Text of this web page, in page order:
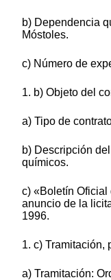
b) Dependencia
Móstoles.
c) Número de
1. b) Objeto del
a) Tipo de
b) Descripción
químicos.
c) «Boletín Oficial
anuncio de la
1996.
1. c) Tramitación,
a) Tramitación: